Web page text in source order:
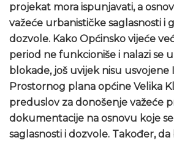
projekat mora ispunjavati, a
važeće urbanističke saglasnosti i
dozvole. Kako Općinsko vijeće
period ne funkcioniše i nalazi se
blokade, još uvijek nisu
Prostornog plana općine Velika
preduslov za donošenje važeće
dokumentacije na osnovu koje
saglasnosti i dozvole. Također,